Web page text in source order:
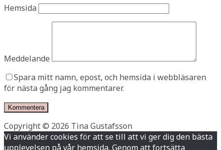
Hemsida
Meddelande
Spara mitt namn, epost, och hemsida i webbläsaren
för nästa gång jag kommentarer.
Copyright © 2026 Tina Gustafsson
Vi använder cookies för att se till att vi ger dig den bästa
upplevelsen på vår hemsida. Genom att fortsätta